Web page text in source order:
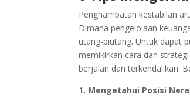
Penghambatan kestabilan
Dimana pengelolaan
utang-piutang. Untuk dapat
memikirkan cara dan
berjalan dan terkendalikan.
1. Mengetahui Posisi